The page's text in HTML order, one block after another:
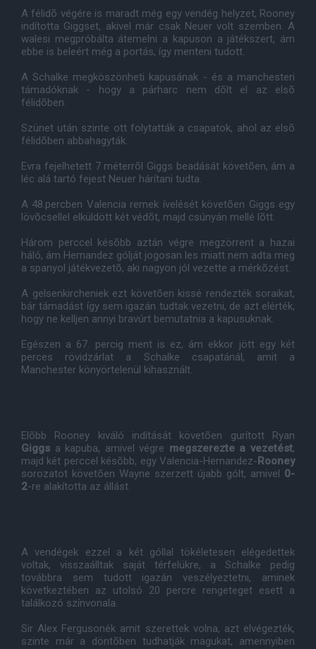
A félidõ végére is maradt még egy vendég helyzet, Rooney
indította Giggset, akivel már csak Neuer volt szemben. A
walesi megpróbálta átemelni a kapuson a játékszert, ám
ebbe is beleért még a portás, így menteni tudott.
A Schalke megköszönheti kapusának - és a manchesteri
támadóknak - hogy a párharc nem dõlt el az elsõ
félidõben.
Szünet után szinte ott folytatták a csapatok, ahol az elsõ
félidõben abbahagyták.
Evra fejelhetett 7 méterrõl Giggs beadását követõen, ám a
léc alá tartó fejest Neuer hárítani tudta.
A 48.percben Valencia remek ívelését követõen Giggs egy
lövõcsellel elküldött két védõt, majd csúnyán mellé lõtt.
Három perccel késõbb aztán végre megzörrent a hazai
háló, ám Hernandez gólját jogosan les miatt nem adta meg
a spanyol játékvezetõ, aki nagyon jól vezette a mérkõzést.
A gelsenkircheniek ezt követõen kissé rendezték soraikat,
bár támadást így sem igazán tudtak vezetni, de azt elérték,
hogy ne kelljen annyi bravúrt bemutatnia a kapusuknak.
Egészen a 67. percig ment is ez, ám ekkor jött egy két
perces rövidzárlat a Schalke csapatánál, amit a
Manchester könyörtelenül kihasznált.
Elõbb Rooney kiváló indítását követõen gurított Ryan
Giggs a kapuba, amivel végre megszerezte a vezetést,
majd két perccel késõbb, egy Valencia-Hernandez- Rooney
sorozatot követõen Wayne szerzett újabb gólt, amivel 0-
2-re alakította az állást.
A vendégek ezzel a két góllal tökéletesen elégedettek
voltak, visszaálltak saját térfelükre, a Schalke pedig
továbbra sem tudott igazán veszélyeztetni, aminek
következtében az utolsó 20 percre rengeteget esett a
találkozó színvonala.
Sir Alex Fergusonék amit szerettek volna, azt elvégezték,
szinte már a döntõben tudhatják magukat, amennyiben